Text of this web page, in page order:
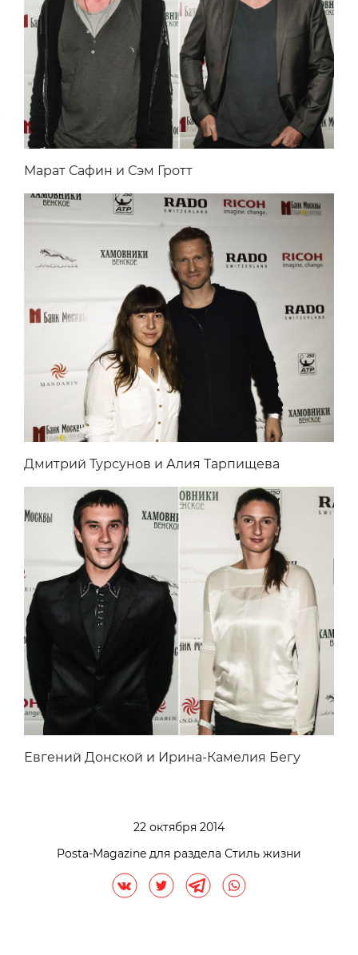
Марат Сафин и Сэм Гротт
Дмитрий Турсунов и Алия Тарпищева
Евгений Донской и Ирина-Камелия Бегу
22 октября 2014
Posta-Magazine для раздела Стиль жизни